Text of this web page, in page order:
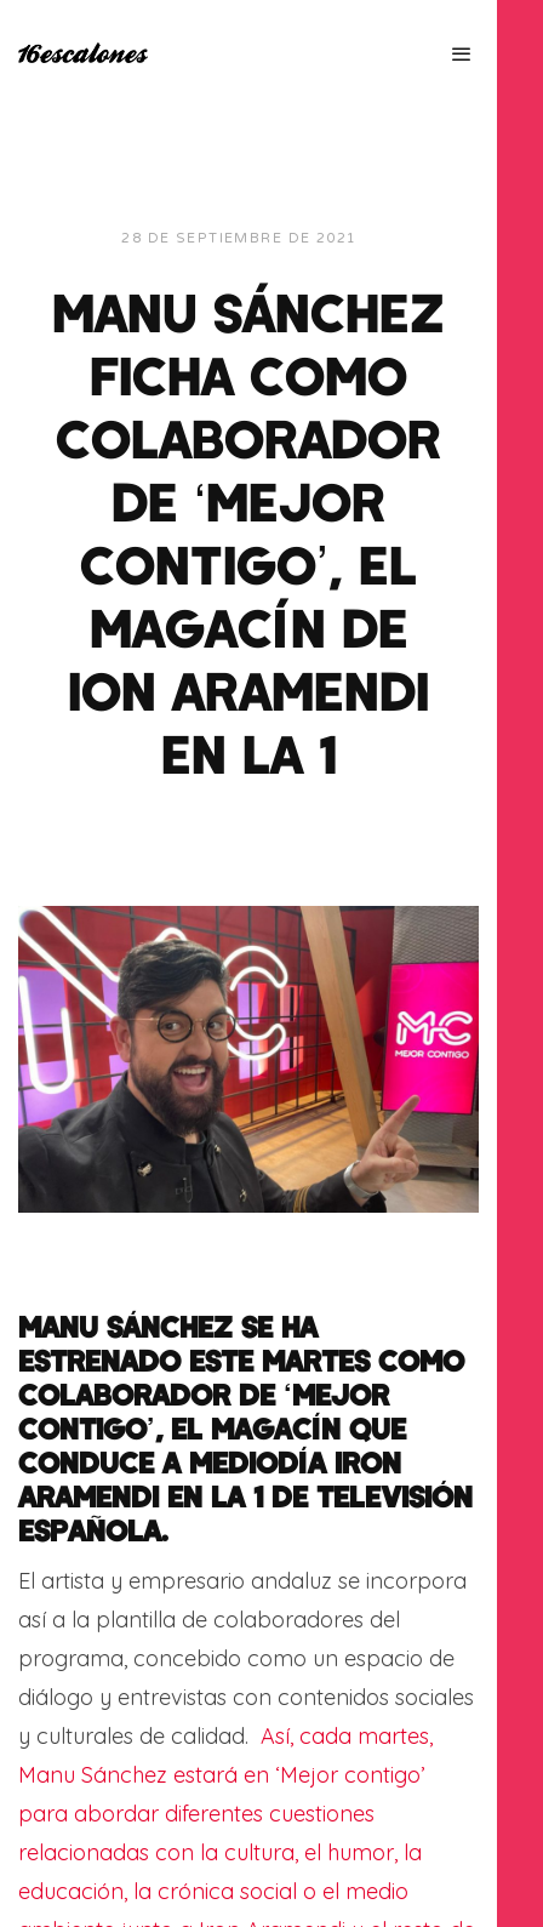
28 DE SEPTIEMBRE DE 2021
MANU SÁNCHEZ
FICHA COMO
COLABORADOR
DE ‘MEJOR
CONTIGO’, EL
MAGACÍN DE
ION ARAMENDI
EN LA 1
MANU SÁNCHEZ SE HA
ESTRENADO ESTE MARTES COMO
COLABORADOR DE ‘MEJOR
CONTIGO’, EL MAGACÍN QUE
CONDUCE A MEDIODÍA IRON
ARAMENDI EN LA 1 DE TELEVISIÓN
ESPAÑOLA.
El artista y empresario andaluz se incorpora
así a la plantilla de colaboradores del
programa, concebido como un espacio de
diálogo y entrevistas con contenidos sociales
y culturales de calidad. Así, cada martes,
Manu Sánchez estará en ‘Mejor contigo’
para abordar diferentes cuestiones
relacionadas con la cultura, el humor, la
educación, la crónica social o el medio